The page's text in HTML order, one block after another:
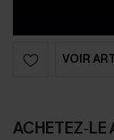
VOIR
ACHETEZ‑LE